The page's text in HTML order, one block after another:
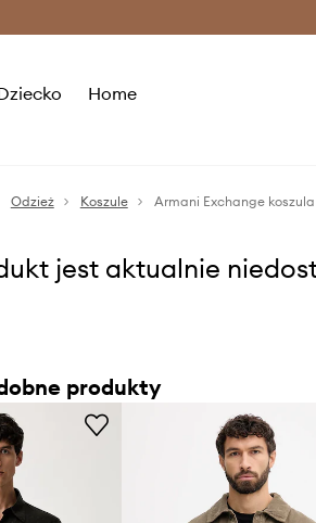
Home
Odzież Koszule Armani Exchange
jest aktualnie
produkty